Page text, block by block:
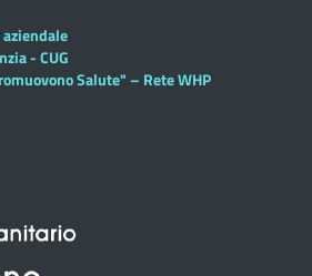
- CUG
Salute" – Rete WHP